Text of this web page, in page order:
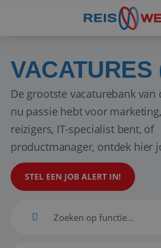
VACATURES
De grootste vacaturebank van
nu passie hebt voor
reizigers, IT-specialist bent, of
productmanager, ontdek hier
STEL EEN JOB ALERT IN!